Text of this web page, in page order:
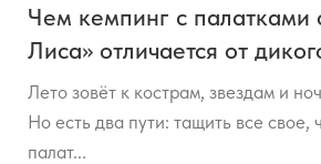
Чем кемпинг с палатками
Лиса» отличается от
Лето зовёт к кострам, звездам и
Но есть два пути: тащить все свое,
палат...